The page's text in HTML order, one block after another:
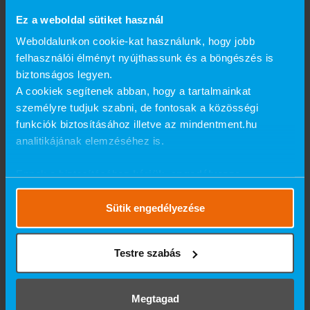
Ez a weboldal sütiket használ
Weboldalunkon cookie-kat használunk, hogy jobb
felhasználói élményt nyújthassunk és a böngészés is
biztonságos legyen.
A cookiek segítenek abban, hogy a tartalmainkat
személyre tudjuk szabni, de fontosak a közösségi
funkciók biztosításához illetve az mindentment.hu
analitikájának elemzéséhez is.
számunkra a mérések használatát. Részletes cookie
Sütik engedélyezése
Testre szabás
Megtagad
hogy ne csak a tünetet kezeljük, hanem a kiváltó okot is
megszüntessük.
Ne várd meg, míg a csikorgatás komoly károkat okoz!
#Tippek
#Egészség
#Fogászat
Vissza